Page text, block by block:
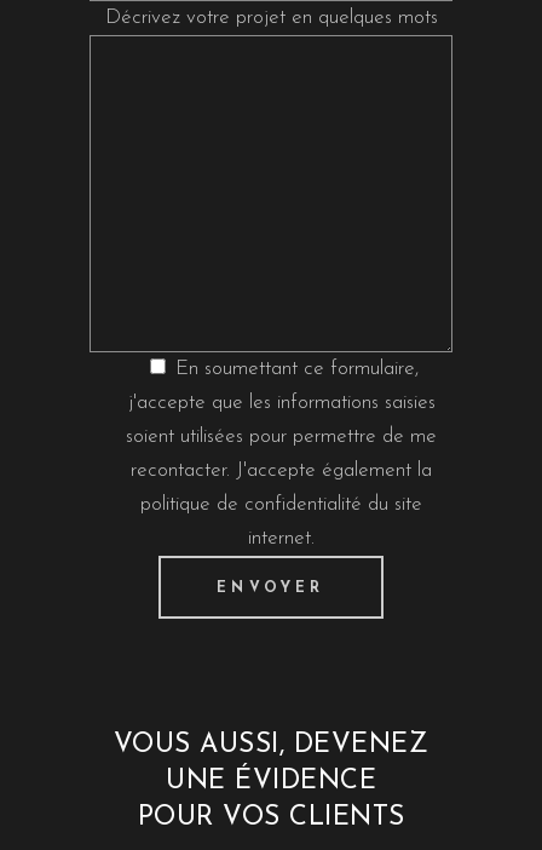
Décrivez votre projet en quelques mots
En soumettant ce formulaire,
j'accepte que les informations saisies
soient utilisées pour permettre de me
recontacter. J'accepte également la
politique de confidentialité du site
internet.
VOUS AUSSI, DEVENEZ
UNE ÉVIDENCE
POUR VOS CLIENTS